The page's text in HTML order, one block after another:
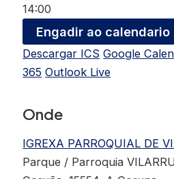
14:00
Engadir ao calendario
Descargar ICS Google
365 Outlook Live
Onde
IGREXA PARROQUIAL DE
Parque / Parroquia